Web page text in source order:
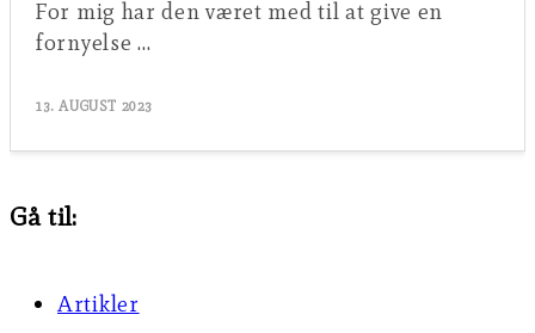
For mig har den været med til at give en
fornyelse …
13. AUGUST 2023
Gå til:
Artikler